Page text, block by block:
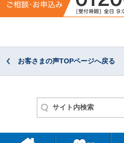
お客さまの声TOPページへ戻る